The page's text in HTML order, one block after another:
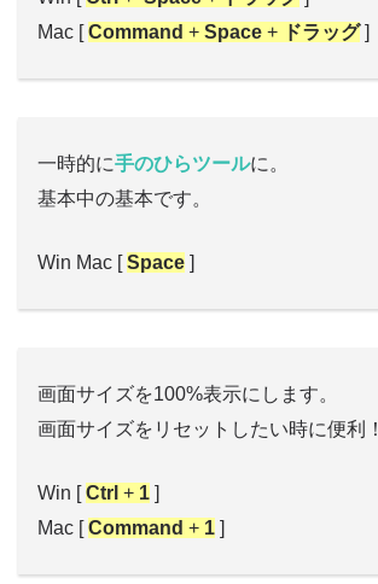
Mac [ Command + Space + ドラッグ]
一時的に手のひらツールに。
基本中の基本です。
Win Mac [ Space
画面サイズを100%表示にします。
画面サイズをリセットしたい時に便利！
Win [ Ctrl + 1
Mac [ Command + 1